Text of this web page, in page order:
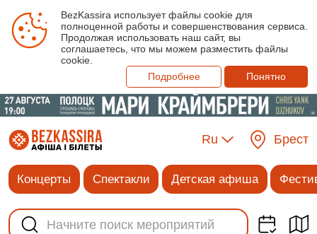
BezKassira использует файлы cookie для
полноценной работы и совершенствования сервиса.
Продолжая использовать наш сайт, вы
соглашаетесь, что мы можем разместить файлы
cookie.
Подробнее
Понятно
Ru Брест
Концерты Спектакли Детская афиша